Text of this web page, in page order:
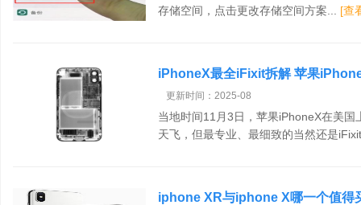
存储空间，点击更改存储空间方案... [查
iPhoneX最全iFixit拆解 苹果
更新时间：2025-08
当地时间11月3日，苹果iPhoneX在美
天飞，但最专业、最细致的当然还是
iphone XR与iphone X哪一个值得